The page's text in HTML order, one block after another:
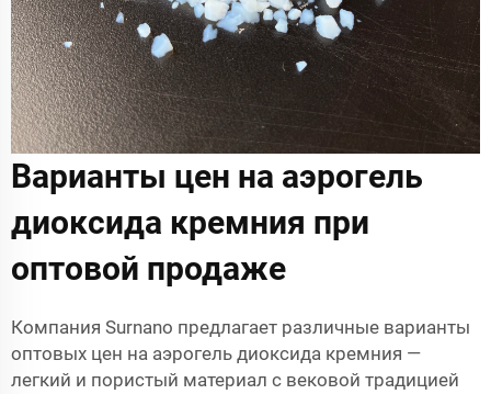
Варианты цен на аэрогель
диоксида кремния при
оптовой продаже
Компания Surnano предлагает различные варианты
оптовых цен на аэрогель диоксида кремния —
легкий и пористый материал с вековой традицией